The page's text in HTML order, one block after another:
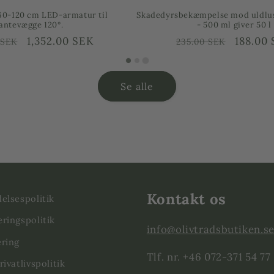
til oliventræer
Försäljningspris
Från639.00 SEK
Plantelampe Winter 15W,
Ordinarie
pris
399.00
Se alle
Kontakt os
info@olivtradsbutiken.se
Tlf. nr. +46 072-371 54 77